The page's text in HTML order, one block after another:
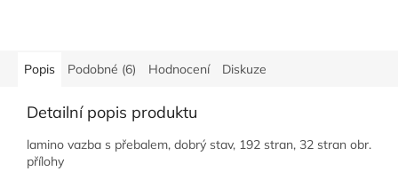
Popis Podobné (6) Hodnocení Diskuze
Detailní popis produktu
lamino vazba s přebalem, dobrý stav, 192 stran, 32 stran obr.
přílohy